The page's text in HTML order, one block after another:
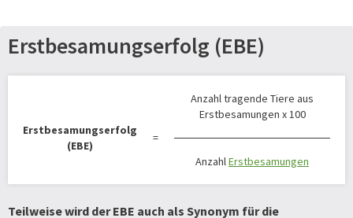
Erstbesamungserfolg (EBE)
Anzahl tragende Tiere aus
Erstbesamungen x 100
Erstbesamungserfolg
(EBE)
=
AnzahlErstbesamungen
Teilweise wird der EBE auch als Synonym für die